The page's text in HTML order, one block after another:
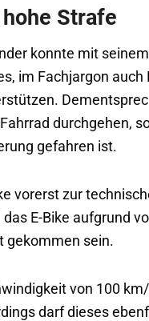
Strafe
konnte mit
im Fachjargon
durchgehen,
gefahren ist.
vorerst zur
E-Bike aufgrund
gekommen sein.
von 100
darf dieses